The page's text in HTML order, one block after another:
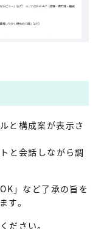
と構成案が表示さ
と会話しながら調
」など了承の旨を
す。
ださい。